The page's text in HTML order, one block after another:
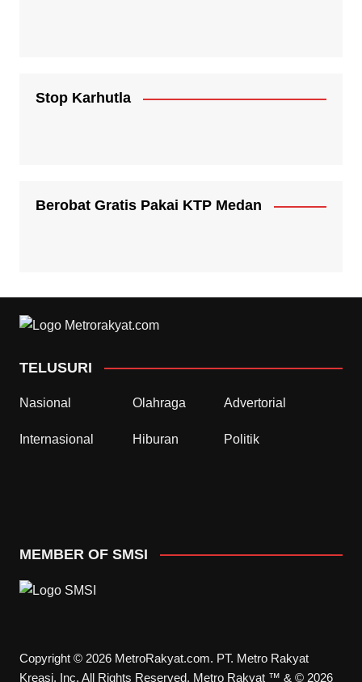
Stop Karhutla
Berobat Gratis Pakai KTP Medan
TELUSURI
Nasional Olahraga Advertorial
Internasional Hiburan Politik
MEMBER OF SMSI
Copyright © 2026 MetroRakyat.com. PT. Metro Rakyat
Kreasi, Inc. All Rights Reserved. Metro Rakyat ™ & © 2026